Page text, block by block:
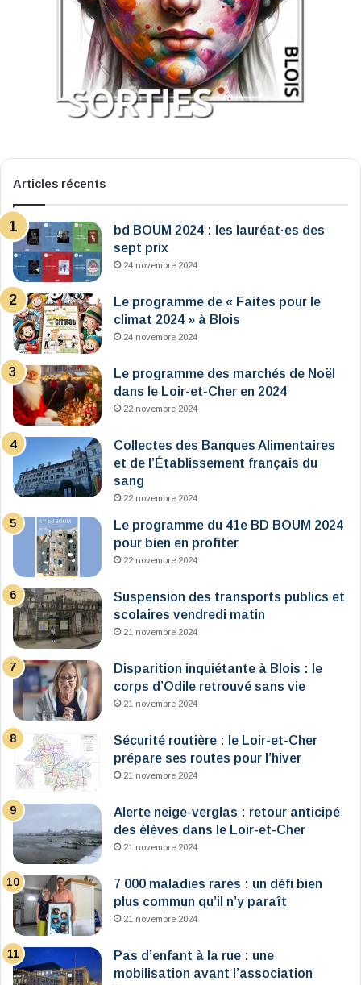
Articles récents
bd BOUM 2024 : les lauréat·es des
sept prix
24 novembre 2024
Le programme de « Faites pour le
climat 2024 » à Blois
24 novembre 2024
Le programme des marchés de Noël
dans le Loir-et-Cher en 2024
22 novembre 2024
Collectes des Banques Alimentaires
et de l’Établissement français du
sang
22 novembre 2024
Le programme du 41e BD BOUM 2024
pour bien en profiter
22 novembre 2024
Suspension des transports publics et
scolaires vendredi matin
21 novembre 2024
Disparition inquiétante à Blois : le
corps d’Odile retrouvé sans vie
21 novembre 2024
Sécurité routière : le Loir-et-Cher
prépare ses routes pour l’hiver
21 novembre 2024
Alerte neige-verglas : retour anticipé
des élèves dans le Loir-et-Cher
21 novembre 2024
7 000 maladies rares : un défi bien
plus commun qu’il n’y paraît
21 novembre 2024
Pas d’enfant à la rue : une
mobilisation avant l’association